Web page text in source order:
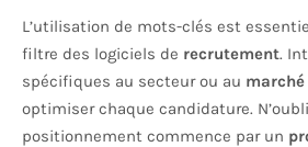
L’utilisation de mots-clés est
filtre des logiciels de recrutement.
spécifiques au secteur ou au
optimiser chaque candidature.
positionnement commence par un